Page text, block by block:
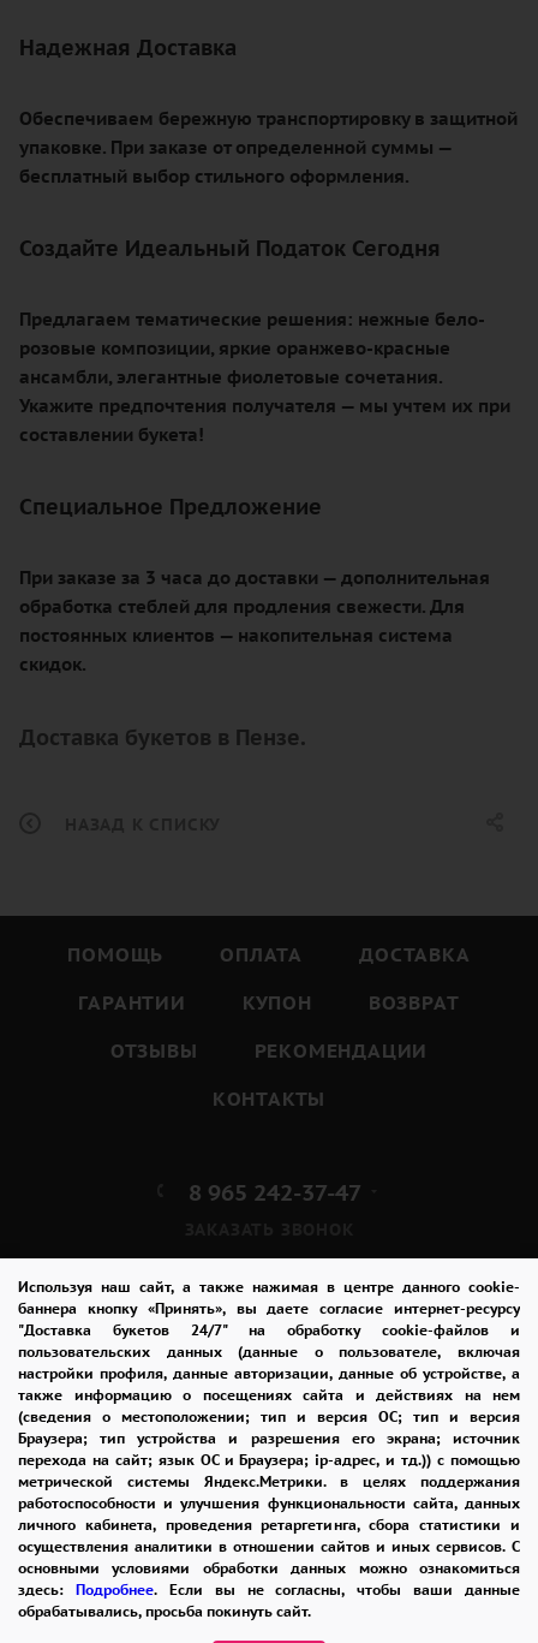
Используя наш сайт, а также нажимая в центре данного cookie-
баннера кнопку «Принять», вы даете согласие интернет-ресурсу
"Доставка букетов 24/7" на обработку cookie-файлов и
пользовательских данных (данные о пользователе, включая
настройки профиля, данные авторизации, данные об устройстве, а
также информацию о посещениях сайта и действиях на нем
(сведения о местоположении; тип и версия ОС; тип и версия
Браузера; тип устройства и разрешения его экрана; источник
перехода на сайт; язык ОС и Браузера; ip-адрес, и тд.)) с помощью
метрической системы Яндекс.Метрики. в целях поддержания
работоспособности и улучшения функциональности сайта, данных
личного кабинета, проведения ретаргетинга, сбора статистики и
осуществления аналитики в отношении сайтов и иных сервисов. С
основными условиями обработки данных можно ознакомиться
здесь: Подробнее. Если вы не согласны, чтобы ваши данные
обрабатывались, просьба покинуть сайт.
Надежная Доставка
Обеспечиваем бережную транспортировку в защитной
упаковке. При заказе от определенной суммы —
бесплатный выбор стильного оформления.
Создайте Идеальный Податок Сегодня
Предлагаем тематические решения: нежные бело-
розовые композиции, яркие оранжево-красные
ансамбли, элегантные фиолетовые сочетания.
Укажите предпочтения получателя — мы учтем их при
составлении букета!
Специальное Предложение
При заказе за 3 часа до доставки — дополнительная
обработка стеблей для продления свежести. Для
постоянных клиентов — накопительная система
скидок.
Доставка букетов в Пензе.
ПОМОЩЬ ОПЛАТА
ДОСТАВКА
ГАРАНТИИ
КУПОН
ВОЗВРАТ
ОТЗЫВЫ
РЕКОМЕНДАЦИИ
КОНТАКТЫ
8 965 242-37-47
admin@buket24delivery.ru
ул. Красная Горка д. 36А,
ТЦ «Южный»
ПОЛИТИКА КОНФИДЕНЦИАЛЬНОСТИ
2026 © "Доставка цветов в Пензе"
Публичная оферта
Открыть ИП поможет ООО «Банк Точка»